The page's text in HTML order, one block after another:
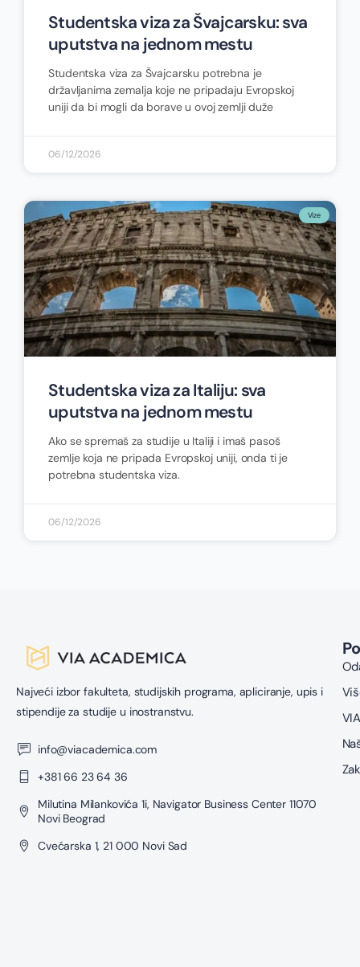
Studentska viza za Švajcarsku: sva
uputstva na jednom mestu
Studentska viza za Švajcarsku potrebna je
državljanima zemalja koje ne pripadaju Evropskoj
uniji da bi mogli da borave u ovoj zemlji duže
06/12/2026
Vize
Studentska viza za Italiju: sva
uputstva na jednom mestu
Ako se spremaš za studije u Italiji i imaš pasoš
zemlje koja ne pripada Evropskoj uniji, onda ti je
potrebna studentska viza.
06/12/2026
Najveći izbor fakulteta, studijskih programa, apliciranje, upis i
stipendije za studije u inostranstvu.
info@viacademica.com
+381 66 23 64 36
Milutina Milankovića 1i, Navigator Business Center 11070
Novi Beograd
Cvećarska 1, 21 000 Novi Sad